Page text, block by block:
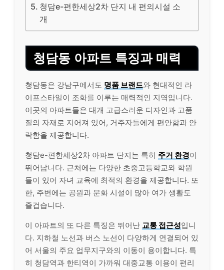
청담e-편한세상2차 단지 내 편의시설 소
개
청담동 아파트 특징과 매력
청담동은 강남구에서도 명품 브랜드와 현대적인 라
이프스타일이 조화를 이루는 매력적인 지역입니다.
이곳의 아파트들은 대개 고급스러운 디자인과 고품
질의 자재로 지어져 있어, 거주자들에게 편안함과 안
락함을 제공합니다.
청담e-편한세상2차 아파트 단지는 특히 주거 환경이
뛰어납니다. 근처에는 다양한 초중고등학교와 학원
들이 있어 자녀 교육에 최적의 환경을 제공합니다. 또
한, 주변에는 공원과 문화 시설이 많아 여가 생활도
즐겁습니다.
이 아파트의 또 다른 특징은 뛰어난 교통 접근성입니
다. 지하철 노선과 버스 노선이 다양하게 연결되어 있
어 서울의 주요 업무지구와의 이동이 용이합니다. 특
히 청담역과 한티역이 가까워 대중교통 이용이 편리